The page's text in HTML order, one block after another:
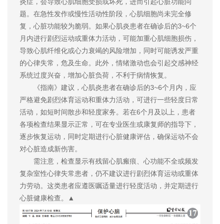
炎症，会导致心肌细胞受损或坏死，进而引起心脏功能问
题。在急性发作或慢性活动性阶段，心肌细胞尚未完全修
复，心脏功能较为脆弱。如果心肌炎患者在确诊后的3~6个
月内进行剧烈运动或重体力活动，可能加重心肌细胞损伤，
导致心肌纤维化或心力衰竭的风险增加，同时可能诱发严重
的心律失常，危及生命。此外，情绪激动也会引起交感神经
系统过度兴奋，增加心脏负荷，不利于病情恢复。
《指南》建议，心肌炎患者在确诊后的3~6个月内，应
严格避免剧烈体育运动和重体力活动，可进行一些轻度日常
活动，如短时间散步和轻度家务。若在6个月及以上，患者
各项检查结果显示正常，可在专业医生或康复师的指导下，
逐步恢复运动，同时定期进行心脏健康评估，确保运动不会
对心脏造成新伤害。
需注意，检查显示有残留心肌瘢痕、心功能不全或频发
复杂室性心律失常患者，仍不建议进行剧烈体育运动或重体
力劳动。这类患者应遵医嘱适量进行轻度活动，并定期进行
心脏健康检查。▲